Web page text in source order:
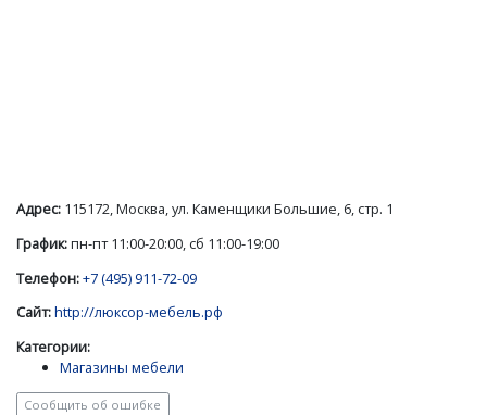
Адрес: 115172, Москва, ул. Каменщики Большие, 6, стр. 1
График:пн-пт 11:00-20:00, сб 11:00-19:00
Телефон:+7 (495) 911-72-09
Сайт:http://люксор-мебель.рф
Категории:
Магазины мебели
Сообщить об ошибке